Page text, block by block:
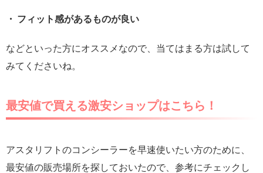
・ フィット感があるものが良い
などといった方にオススメなので、当てはまる方は試して
みてくださいね。
最安値で買える激安ショップはこちら！
アスタリフトのコンシーラーを早速使いたい方のために、
最安値の販売場所を探しておいたので、参考にチェックし